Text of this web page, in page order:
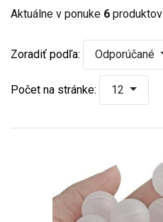
Aktuálne v ponuke 6 produktov
Zoradiť podľa: Odporúčané
Počet na stránke: 12